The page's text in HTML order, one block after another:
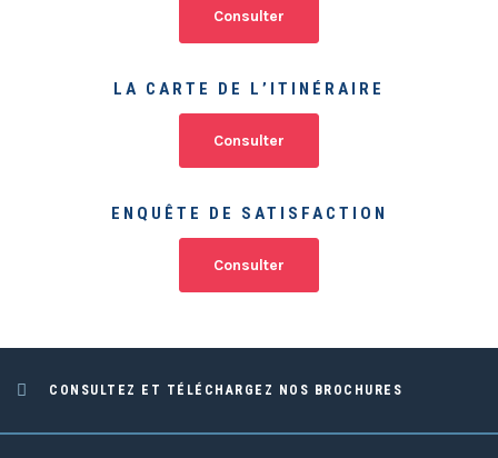
Consulter
LA CARTE DE L’ITINÉRAIRE
Consulter
ENQUÊTE DE SATISFACTION
Consulter
CONSULTEZ ET TÉLÉCHARGEZ NOS BROCHURES